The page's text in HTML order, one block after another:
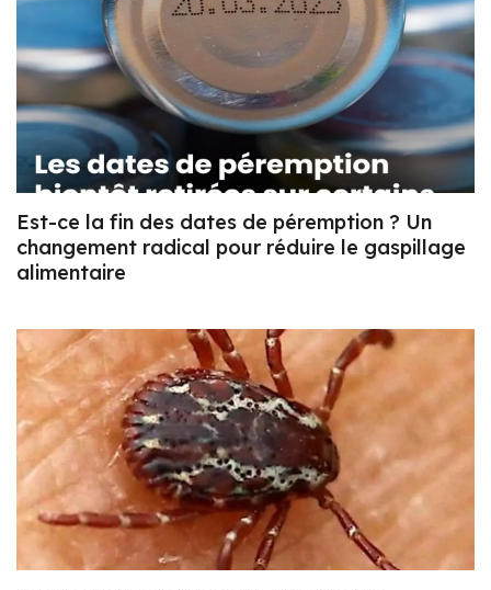
Est-ce la fin des dates de péremption ? Un
changement radical pour réduire le gaspillage
alimentaire